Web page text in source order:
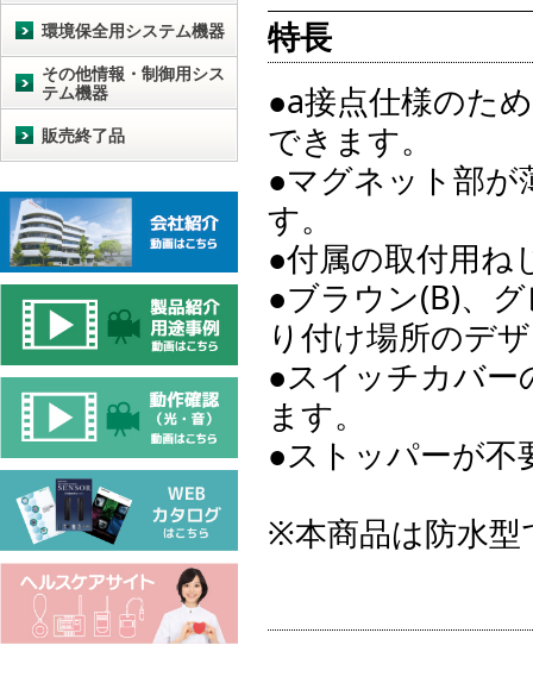
特長
●a接点仕様のた
できます。
●マグネット部が
す。
●付属の取付用ね
●ブラウン(B)、
り付け場所のデ
●スイッチカバ
ます。
●ストッパーが不
※本商品は防水型
環境保全用システム機器
その他情報・制御用シス
テム機器
販売終了品